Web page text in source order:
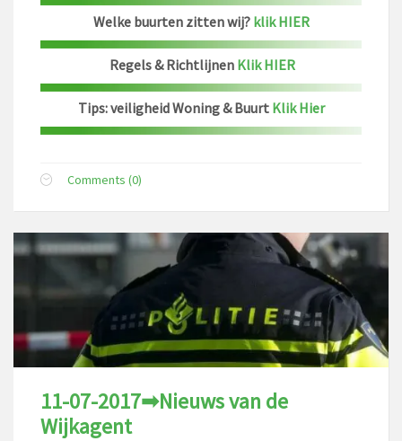
Welke buurten zitten wij? klik HIER
Regels & Richtlijnen Klik HIER
Tips: veiligheid Woning & Buurt Klik Hier
Comments (0)
11-07-2017➡Nieuws van de
Wijkagent